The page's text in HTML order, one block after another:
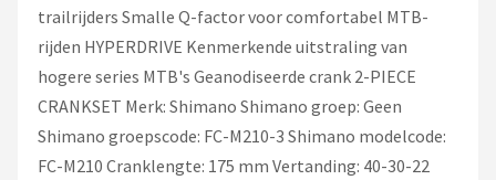
trailrijders Smalle Q-factor voor comfortabel MTB-
rijden HYPERDRIVE Kenmerkende uitstraling van
hogere series MTB's Geanodiseerde crank 2-PIECE
CRANKSET Merk: Shimano Shimano groep: Geen
Shimano groepscode: FC-M210-3 Shimano modelcode:
FC-M210 Cranklengte: 175 mm Vertanding: 40-30-22